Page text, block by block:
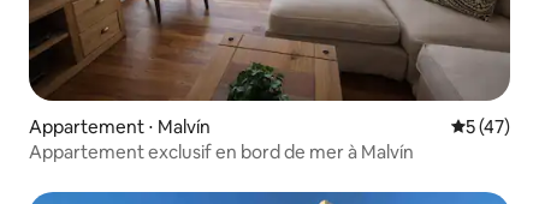
Appartement ⋅ Malvín
5 (47)
Appartement exclusif en bord de mer à Malvín